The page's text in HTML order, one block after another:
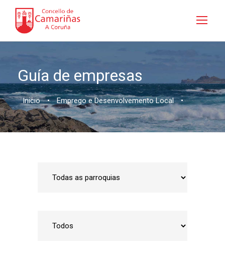
Guía de empresas
Inicio • Emprego e Desenvolvemento Local •